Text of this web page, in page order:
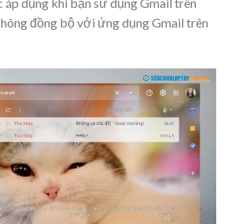
đồng bộ với ứng dụng Gmail trên